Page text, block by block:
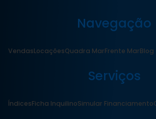
Navegação
VendasLocaçõesQuadra MarFrente MarBlog
Serviços
ÍndicesFicha InquilinoSimular Financiamento